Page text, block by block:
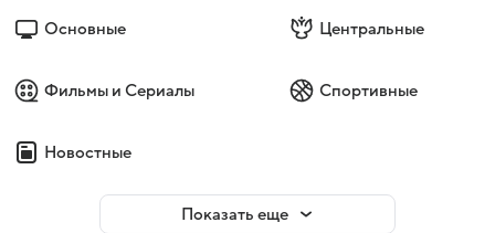
Основные Центральные
Фильмы и Сериалы Спортивные
Новостные
Показать еще